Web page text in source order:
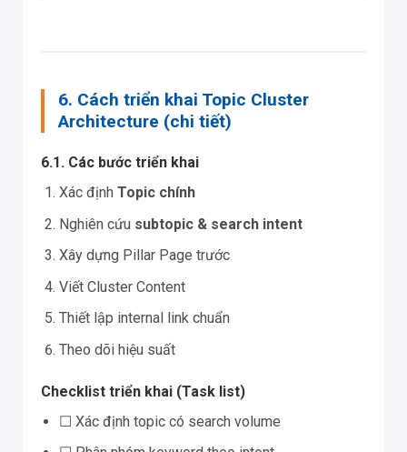
6. Cách triển khai Topic Cluster
Architecture (chi tiết)
6.1. Các bước triển khai
Xác định Topic chính
Nghiên cứu subtopic & search intent
Xây dựng Pillar Page trước
Viết Cluster Content
Thiết lập internal link chuẩn
Theo dõi hiệu suất
Checklist triển khai (Task list)
☐ Xác định topic có search volume